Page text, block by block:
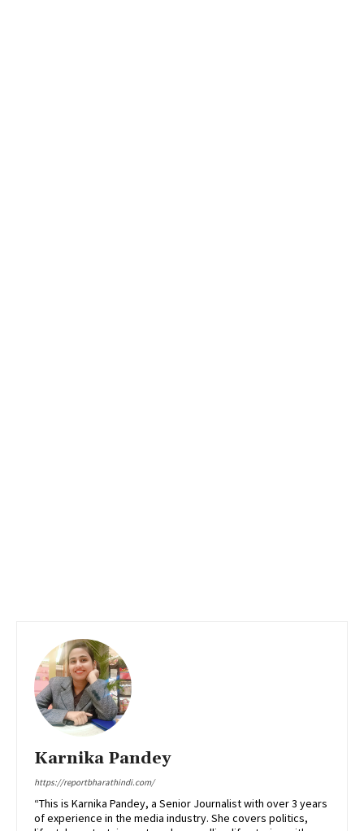
Karnika Pandey
https://reportbharathindi.com/
“This is Karnika Pandey, a Senior Journalist with over 3 years
of experience in the media industry. She covers politics,